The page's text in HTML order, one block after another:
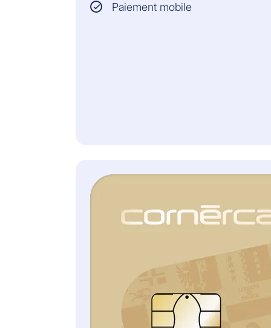
Paiement mobile